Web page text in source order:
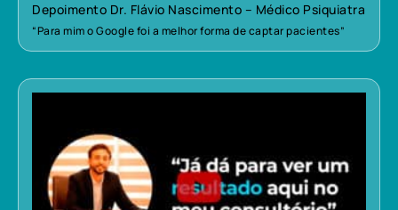
Depoimento Dr. Flávio Nascimento – Médico Psiquiatra
“Para mim o Google foi a melhor forma de captar pacientes”